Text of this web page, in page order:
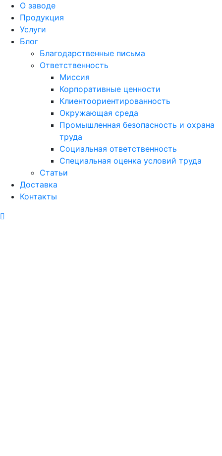
О заводе
Продукция
Услуги
Блог
Благодарственные письма
Ответственность
Миссия
Корпоративные ценности
Клиентоориентированность
Окружающая среда
Промышленная безопасность и охрана
труда
Социальная ответственность
Специальная оценка условий труда
Статьи
Доставка
Контакты